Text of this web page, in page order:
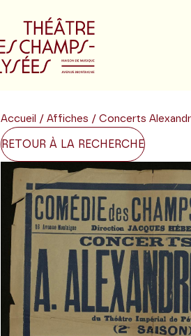
Accueil / Affiches / Concerts
RETOUR À LA RECHERCHE